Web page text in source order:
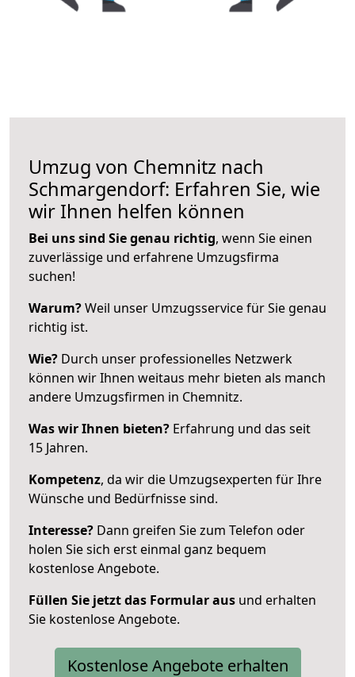
Umzug von Chemnitz nach
Schmargendorf: Erfahren Sie, wie
wir Ihnen helfen können
Bei uns sind Sie genau richtig, wenn Sie einen
zuverlässige und erfahrene Umzugsfirma
suchen!
Warum?Weil unser Umzugsservice für Sie genau
richtig ist.
Wie? Durch unser professionelles Netzwerk
können wir Ihnen weitaus mehr bieten als manch
andere Umzugsfirmen in Chemnitz.
Was wir Ihnen bieten? Erfahrung und das seit
15 Jahren.
Kompetenz, da wir die Umzugsexperten für Ihre
Wünsche und Bedürfnisse sind.
Interesse? Dann greifen Sie zum Telefon oder
holen Sie sich erst einmal ganz bequem
kostenlose Angebote.
Füllen Sie jetzt das Formular aus und erhalten
Sie kostenlose Angebote.
Kostenlose Angebote erhalten